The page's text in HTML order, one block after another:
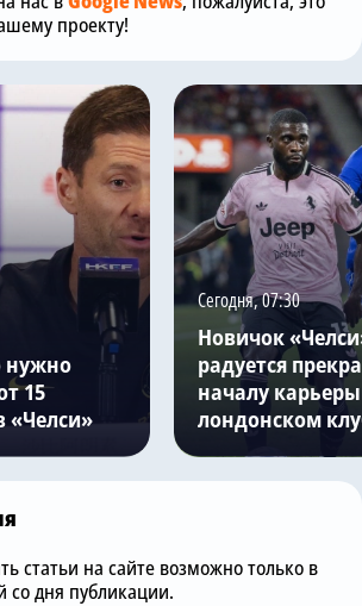
проекту!
нужно
15
«Челси»
Сегодня, 07:30
Новичок
радуется
началу
лондонском
статьи на сайте возможно только в
со дня публикации.